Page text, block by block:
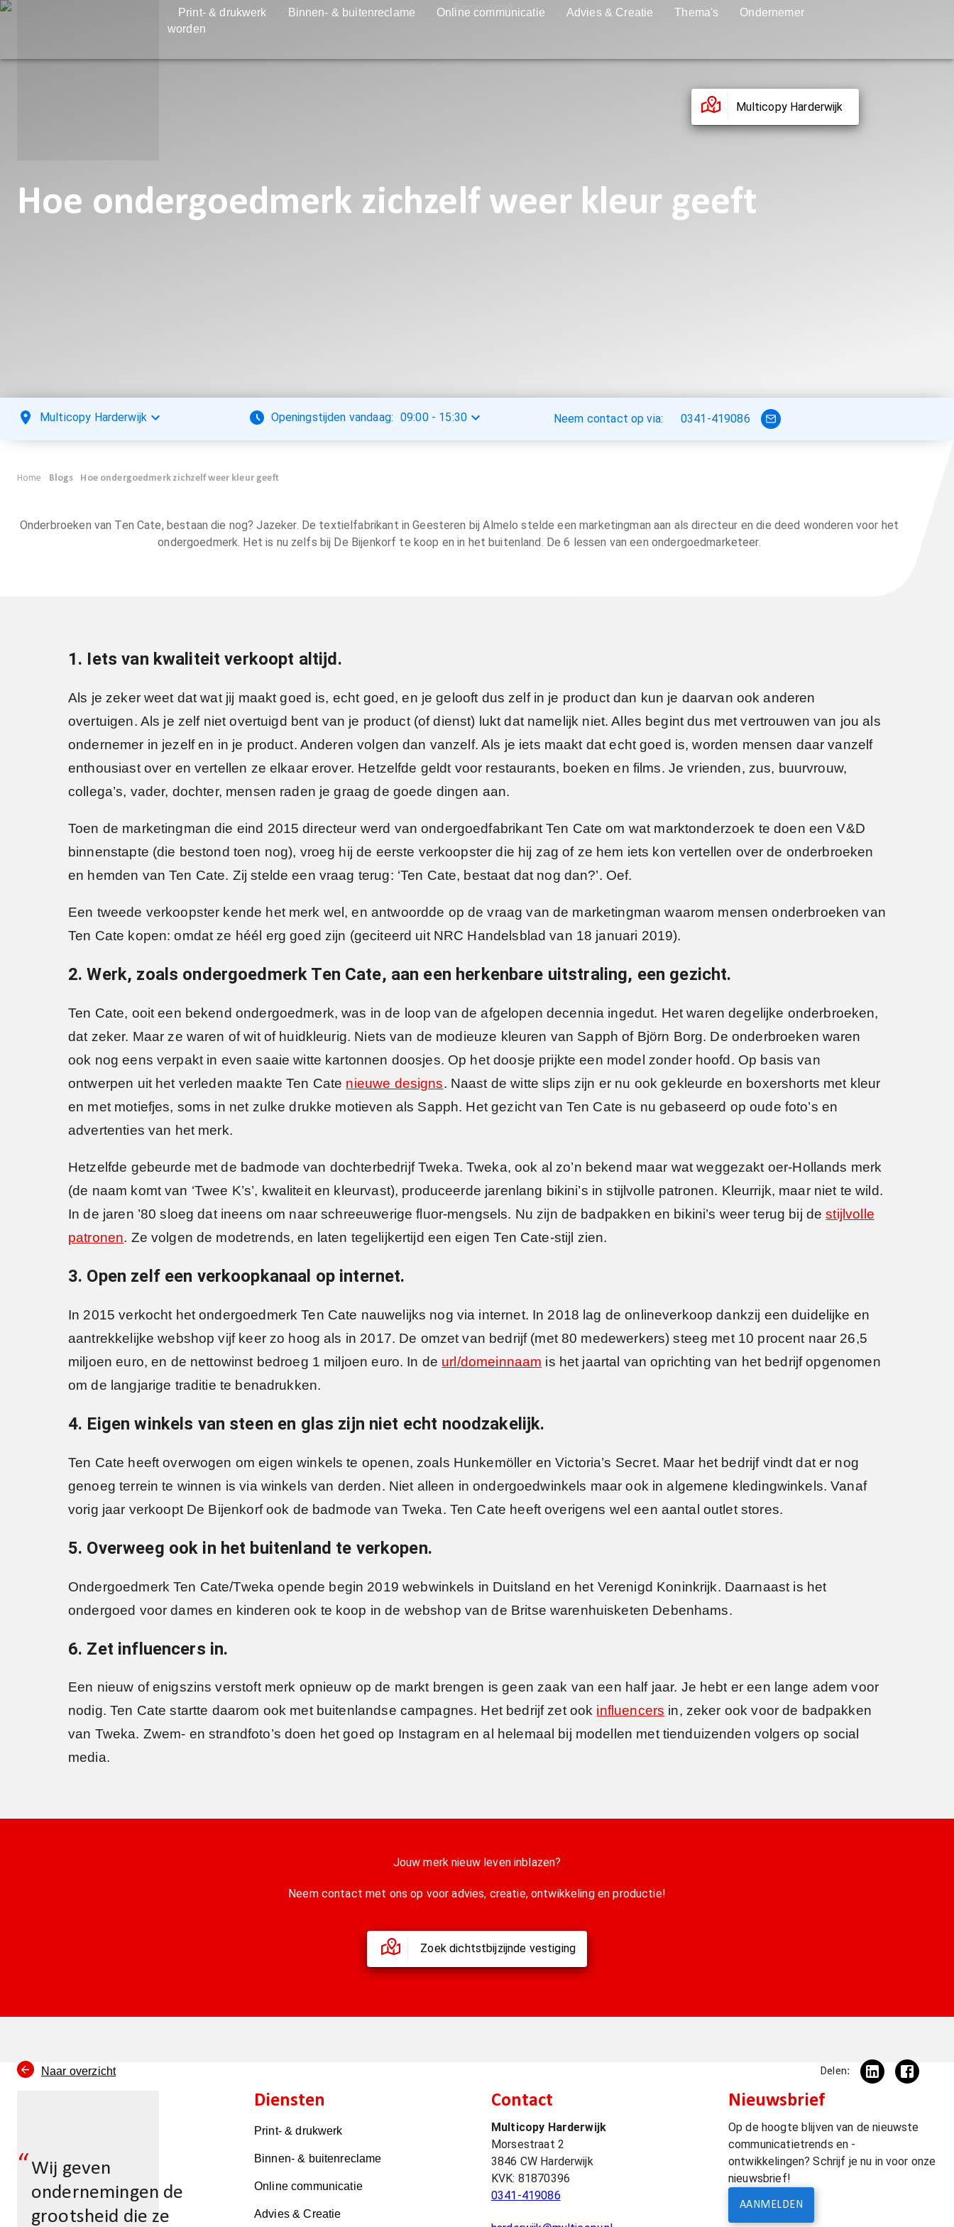
Print- & drukwerk Binnen- & buitenreclame Online communicatie Advies & Creatie Thema's
Ondernemer
worden
Multicopy Harderwijk
Hoe ondergoedmerk zichzelf weer kleur geeft
Multicopy Harderwijk Openingstijden vandaag: 09:00- 15:30 Neem contact op via: 0341-419086
Home Blogs Hoe ondergoedmerk zichzelf weer kleur geeft
Onderbroeken van Ten Cate, bestaan die nog? Jazeker. De textielfabrikant in Geesteren bij Almelo stelde een marketingman aan als directeur en die deed wonderen voor het
ondergoedmerk. Het is nu zelfs bij De Bijenkorf te koop en in het buitenland. De 6 lessen van een ondergoedmarketeer.
1. Iets van kwaliteit verkoopt altijd.
Als je zeker weet dat wat jij maakt goed is, echt goed, en je gelooft dus zelf in je product dan kun je daarvan ook anderen
overtuigen. Als je zelf niet overtuigd bent van je product (of dienst) lukt dat namelijk niet. Alles begint dus met vertrouwen van jou als
ondernemer in jezelf en in je product. Anderen volgen dan vanzelf. Als je iets maakt dat echt goed is, worden mensen daar vanzelf
enthousiast over en vertellen ze elkaar erover. Hetzelfde geldt voor restaurants, boeken en films. Je vrienden, zus, buurvrouw,
collega’s, vader, dochter, mensen raden je graag de goede dingen aan.
Toen de marketingman die eind 2015 directeur werd van ondergoedfabrikant Ten Cate om wat marktonderzoek te doen een V&D
binnenstapte (die bestond toen nog), vroeg hij de eerste verkoopster die hij zag of ze hem iets kon vertellen over de onderbroeken
en hemden van Ten Cate. Zij stelde een vraag terug: ‘Ten Cate, bestaat dat nog dan?’. Oef.
Een tweede verkoopster kende het merk wel, en antwoordde op de vraag van de marketingman waarom mensen onderbroeken van
Ten Cate kopen: omdat ze héél erg goed zijn (geciteerd uit NRC Handelsblad van 18 januari 2019).
2. Werk, zoals ondergoedmerk Ten Cate, aan een herkenbare uitstraling, een gezicht.
Ten Cate, ooit een bekend ondergoedmerk, was in de loop van de afgelopen decennia ingedut. Het waren degelijke onderbroeken,
dat zeker. Maar ze waren of wit of huidkleurig. Niets van de modieuze kleuren van Sapph of Björn Borg. De onderbroeken waren
ook nog eens verpakt in even saaie witte kartonnen doosjes. Op het doosje prijkte een model zonder hoofd. Op basis van
ontwerpen uit het verleden maakte Ten Cate nieuwe designs. Naast de witte slips zijn er nu ook gekleurde en boxershorts met kleur
en met motiefjes, soms in net zulke drukke motieven als Sapph. Het gezicht van Ten Cate is nu gebaseerd op oude foto’s en
advertenties van het merk.
Hetzelfde gebeurde met de badmode van dochterbedrijf Tweka. Tweka, ook al zo’n bekend maar wat weggezakt oer-Hollands merk
(de naam komt van ‘Twee K’s’, kwaliteit en kleurvast), produceerde jarenlang bikini’s in stijlvolle patronen. Kleurrijk, maar niet te wild.
In de jaren ’80 sloeg dat ineens om naar schreeuwerige fluor-mengsels. Nu zijn de badpakken en bikini’s weer terug bij destijlvolle
patronen. Ze volgen de modetrends, en laten tegelijkertijd een eigen Ten Cate-stijl zien.
3. Open zelf een verkoopkanaal op internet.
In 2015 verkocht het ondergoedmerk Ten Cate nauwelijks nog via internet. In 2018 lag de onlineverkoop dankzij een duidelijke en
aantrekkelijke webshop vijf keer zo hoog als in 2017. De omzet van bedrijf (met 80 medewerkers) steeg met 10 procent naar 26,5
miljoen euro, en de nettowinst bedroeg 1 miljoen euro. In de url/domeinnaam is het jaartal van oprichting van het bedrijf opgenomen
om de langjarige traditie te benadrukken.
4. Eigen winkels van steen en glas zijn niet echt noodzakelijk.
Ten Cate heeft overwogen om eigen winkels te openen, zoals Hunkemöller en Victoria’s Secret. Maar het bedrijf vindt dat er nog
genoeg terrein te winnen is via winkels van derden. Niet alleen in ondergoedwinkels maar ook in algemene kledingwinkels. Vanaf
vorig jaar verkoopt De Bijenkorf ook de badmode van Tweka. Ten Cate heeft overigens wel een aantal outlet stores.
5. Overweeg ook in het buitenland te verkopen.
Ondergoedmerk Ten Cate/Tweka opende begin 2019 webwinkels in Duitsland en het Verenigd Koninkrijk. Daarnaast is het
ondergoed voor dames en kinderen ook te koop in de webshop van de Britse warenhuisketen Debenhams.
6. Zet influencers in.
Een nieuw of enigszins verstoft merk opnieuw op de markt brengen is geen zaak van een half jaar. Je hebt er een lange adem voor
nodig. Ten Cate startte daarom ook met buitenlandse campagnes. Het bedrijf zet ook influencers in, zeker ook voor de badpakken
van Tweka. Zwem- en strandfoto’s doen het goed op Instagram en al helemaal bij modellen met tienduizenden volgers op social
media.
Jouw merk nieuw leven inblazen?
Neem contact met ons op voor advies, creatie, ontwikkeling en productie!
Zoek dichtstbijzijnde vestiging
Naar overzicht Delen:
“ Wij geven
ondernemingen de
grootsheid die ze
Diensten
Print- & drukwerk
Binnen- & buitenreclame
Online communicatie
Advies & Creatie
Contact
Multicopy Harderwijk
Morsestraat 2
3846 CW Harderwijk
KVK: 81870396
0341-419086
Nieuwsbrief
Op de hoogte blijven van de nieuwste
communicatietrends en -
ontwikkelingen? Schrijf je nu in voor onze
nieuwsbrief!
AANMELDEN